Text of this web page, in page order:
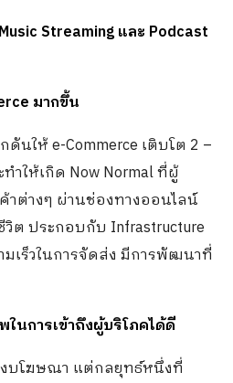
Streaming และ Podcast
มากขึ้น
นให้ e-Commerce เติบโต 2 –
ำให้เกิด Now Normal ที่ผู้
าต่างๆ ผ่านช่องทางออนไลน์
ต ประกอบกับ Infrastructure
เร็วในการจัดส่ง มีการพัฒนาที่
ในการเข้าถึงผู้บริโภคได้ดี
บโฆษณา แต่กลยุทธ์หนึ่งที่